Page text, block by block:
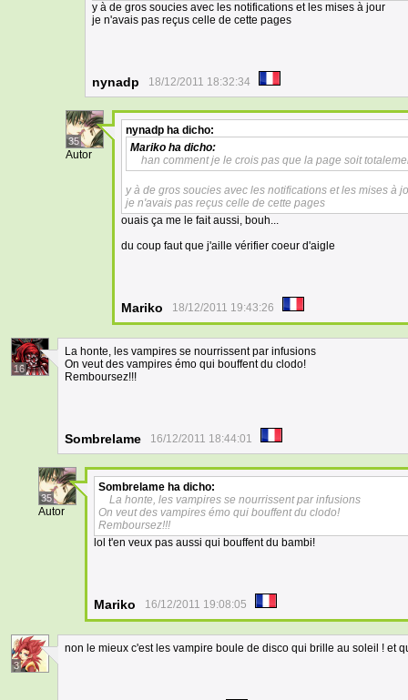
y à de gros soucies avec les notifications et les mises à jour
je n'avais pas reçus celle de cette pages
nynadp 18/12/2011 18:32:34
35
Autor
nynadp ha dicho:
Mariko ha dicho:
han comment je le crois pas que la page soit
y à de gros soucies avec les notifications et les mises à
je n'avais pas reçus celle de cette pages
ouais ça me le fait aussi, bouh...
du coup faut que j'aille vérifier coeur d'aigle
Mariko 18/12/2011 19:43:26
16
La honte, les vampires se nourrissent par infusions
On veut des vampires émo qui bouffent du clodo!
Remboursez!!!
Sombrelame 16/12/2011 18:44:01
35
Autor
Sombrelame ha dicho:
La honte, les vampires se nourrissent par infusions
On veut des vampires émo qui bouffent du clodo!
Remboursez!!!
lol t'en veux pas aussi qui bouffent du bambi!
Mariko 16/12/2011 19:08:05
3
non le mieux c'est les vampire boule de disco qui brille au soleil ! et